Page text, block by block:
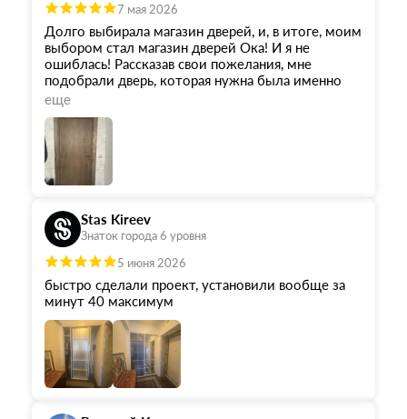
7 мая 2026
Долго выбирала магазин дверей, и, в итоге, моим
выбором стал магазин дверей Ока! И я не
ошиблась! Рассказав свои пожелания, мне
подобрали дверь, которая нужна была именно
мне! Спасибо огромное сотруднику магазина -
Александру, который учел все мои пожелания!
Александр грамотный специалист своего дела,
вежливый, отзывчивый и терпеливый человек 😃
Всех благ Вам!🙏
Благодарю за помощь и Ваш труд!
еще
Stas Kireev
Знаток города 6 уровня
5 июня 2026
быстро сделали проект, установили вообще за
минут 40 максимум